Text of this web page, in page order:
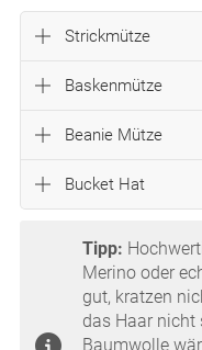
Strickmütze
Baskenmütze
Beanie Mütze
Bucket Hat
Tipp:
Merino oder
gut, kratzen
das Haar
Baumwolle